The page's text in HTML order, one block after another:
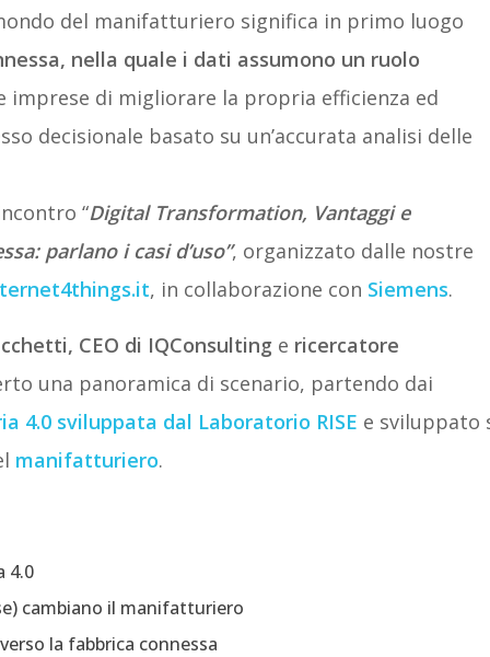
del manifatturiero significa in primo luogo
nella quale i dati assumono un ruolo
imprese di migliorare la propria efficienza ed
decisionale basato su un’accurata analisi delle
“Digital Transformation, Vantaggi e
parlano i casi d’uso”, organizzato dalle nostre
, in collaborazione con Siemens.
CEO di IQConsulting e ricercatore
una panoramica di scenario, partendo dai
4.0 sviluppata dal Laboratorio RISE e sviluppato
manifatturiero.
4.0
cambiano il manifatturiero
la fabbrica connessa